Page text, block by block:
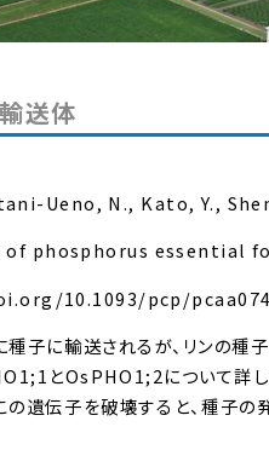
送体
Ueno, N., Kato, Y.,
phosphorus essential
10.1093/pcp/
に輸送されるが、リンの種
とOsPHO1;2について詳
遺伝子を破壊すると、種子の